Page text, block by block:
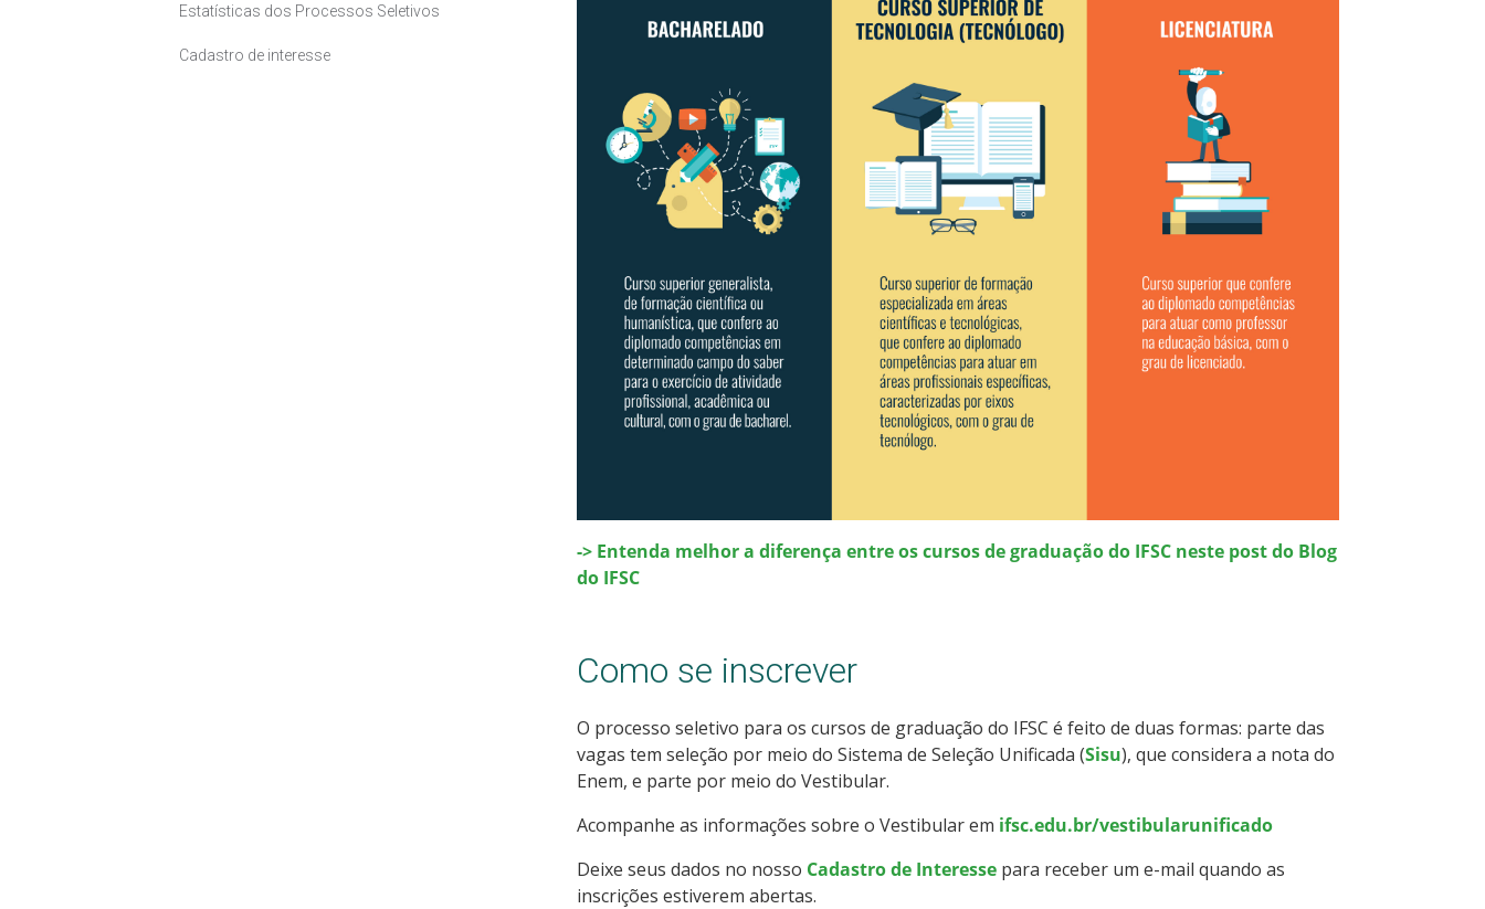
Estatísticas dos Processos Seletivos
Cadastro de interesse
-> Entenda melhor a diferença entre os cursos de graduação do IFSC neste post do Blog
do IFSC
Como se inscrever
O processo seletivo para os cursos de graduação do IFSC é feito de duas formas: parte das
vagas tem seleção por meio do Sistema de Seleção Unificada (Sisu), que considera a nota do
Enem, e parte por meio do Vestibular.
Acompanhe as informações sobre o Vestibular em ifsc.edu.br/vestibularunificado
Deixe seus dados no nosso Cadastro de Interesse para receber um e-mail quando as
inscrições estiverem abertas.